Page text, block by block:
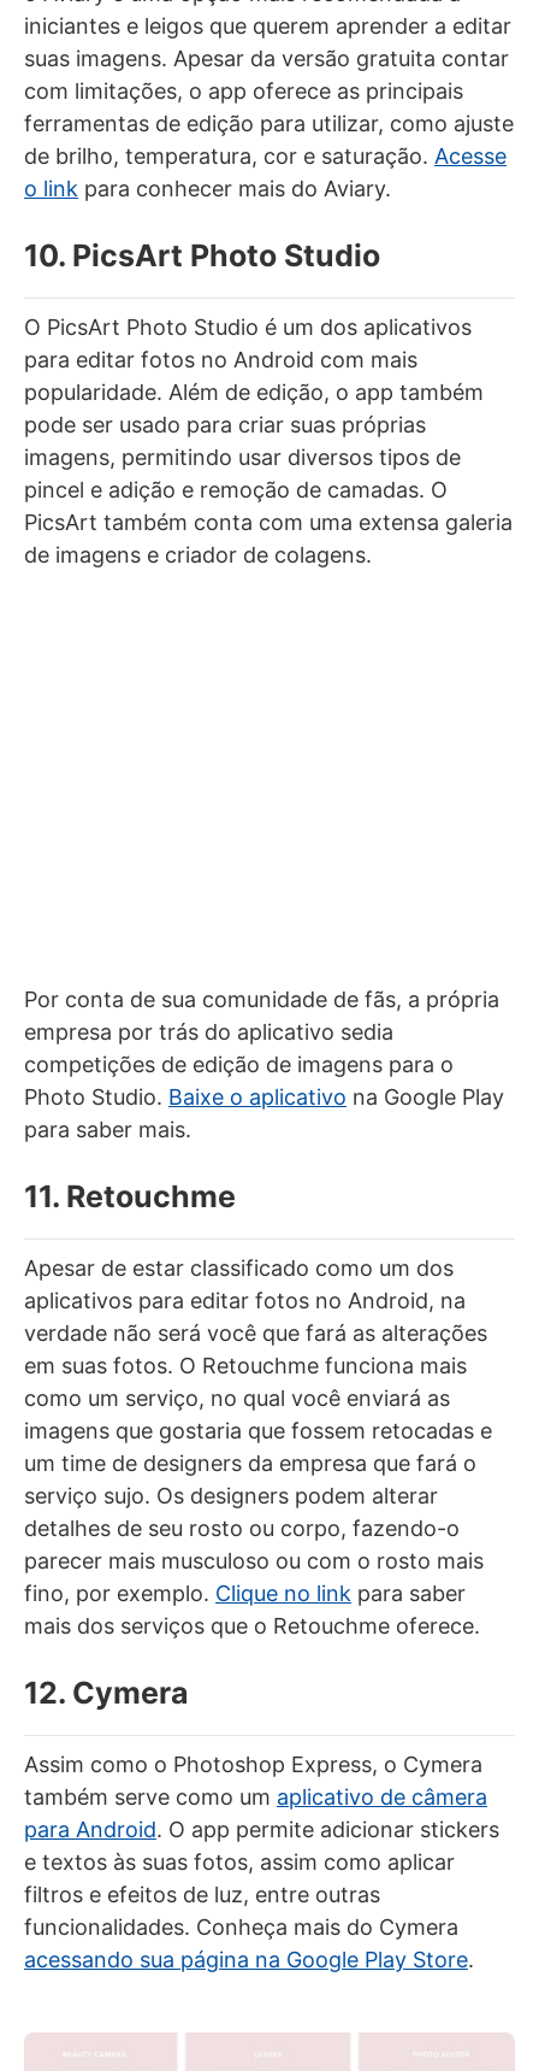
iniciantes e leigos que querem aprender a editar
suas imagens. Apesar da versão gratuita contar
com limitações, o app oferece as principais
ferramentas de edição para utilizar, como ajuste
de brilho, temperatura, cor e saturação. Acesse
o link para conhecer mais do Aviary.
10. PicsArt Photo Studio
O PicsArt Photo Studio é um dos aplicativos
para editar fotos no Android com mais
popularidade. Além de edição, o app também
pode ser usado para criar suas próprias
imagens, permitindo usar diversos tipos de
pincel e adição e remoção de camadas. O
PicsArt também conta com uma extensa galeria
de imagens e criador de colagens.
Por conta de sua comunidade de fãs, a própria
empresa por trás do aplicativo sedia
competições de edição de imagens para o
Photo Studio. Baixe o aplicativo na Google Play
para saber mais.
11. Retouchme
Apesar de estar classificado como um dos
aplicativos para editar fotos no Android, na
verdade não será você que fará as alterações
em suas fotos. O Retouchme funciona mais
como um serviço, no qual você enviará as
imagens que gostaria que fossem retocadas e
um time de designers da empresa que fará o
serviço sujo. Os designers podem alterar
detalhes de seu rosto ou corpo, fazendo-o
parecer mais musculoso ou com o rosto mais
fino, por exemplo. Clique no link para saber
mais dos serviços que o Retouchme oferece.
12. Cymera
Assim como o Photoshop Express, o Cymera
também serve como um aplicativo de câmera
para Android. O app permite adicionar stickers
e textos às suas fotos, assim como aplicar
filtros e efeitos de luz, entre outras
funcionalidades. Conheça mais do Cymera
acessando sua página na Google Play Store.